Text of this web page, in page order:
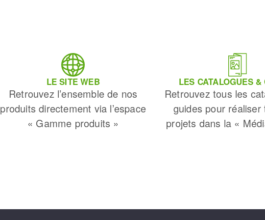
LE SITE WEB
Retrouvez l’ensemble de nos
produits directement via l’espace
« Gamme produits »
LES CATALOGUES &
Retrouvez tous les
guides pour réaliser
projets dans la «